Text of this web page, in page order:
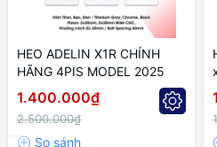
HEO ADELIN X1R CHÍNH
HÃNG 4PIS MODEL 2025
1.400.000₫
2.500.000₫